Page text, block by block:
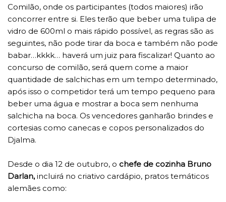
Comilão, onde os participantes (todos maiores) irão
concorrer entre si. Eles terão que beber uma tulipa de
vidro de 600ml o mais rápido possível, as regras são as
seguintes, não pode tirar da boca e também não pode
babar…kkkk… haverá um juiz para fiscalizar! Quanto ao
concurso de comilão, será quem come a maior
quantidade de salchichas em um tempo determinado,
após isso o competidor terá um tempo pequeno para
beber uma água e mostrar a boca sem nenhuma
salchicha na boca. Os vencedores ganharão brindes e
cortesias como canecas e copos personalizados do
Djalma.
Desde o dia 12 de outubro, o chefe de cozinha Bruno
Darlan,incluirá no criativo cardápio, pratos temáticos
alemães como: